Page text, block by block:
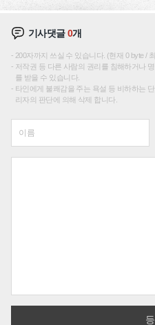
기사댓글0개
200자까지 쓰실 수 있습니다. (현재 0 byte /
저작권 등 다른 사람의 권리를 침해하거나
를 받을 수 있습니다.
타인에게 불쾌감을 주는 욕설 등 비하하는
리자의 판단에 의해 삭제 합니다.